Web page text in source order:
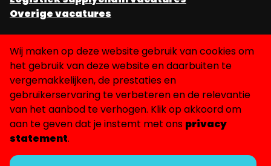
Overige vacatures
Werkgevers
Onze diensten
Werving & selectie
ZZP'ers & freelancers
Detavast
Over CityTalents
Wij maken op deze website gebruik van cookies om
het gebruik van deze website en daarbuiten te
vergemakkelijken, de prestaties en
gebruikerservaring te verbeteren en de relevantie
van het aanbod te verhogen. Klik op akkoord om
aan te geven dat je instemt met ons privacy
statement.